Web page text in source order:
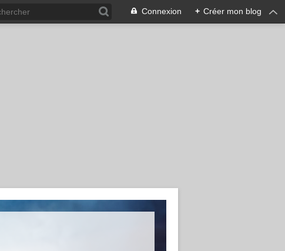
Connexion + Créer mon blog